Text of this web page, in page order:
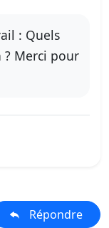
: Quels
Merci pour
Répondre